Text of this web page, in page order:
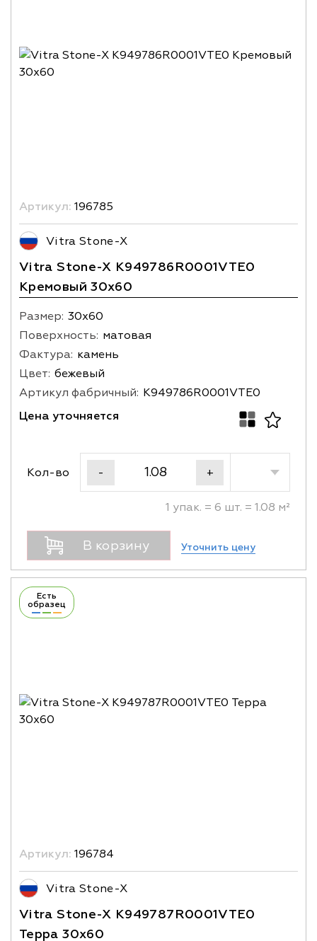
Артикул: 196785
Vitra Stone-X
Vitra Stone-X K949786R0001VTE0
Кремовый 30x60
Размер: 30х60
Поверхность: матовая
Фактура: камень
Цвет: бежевый
Артикул фабричный: K949786R0001VTE0
Цена уточняется
Кол-во - +
1 упак. = 6 шт. = 1.08 м²
В корзину Уточнить цену
Есть
образец
Артикул: 196784
Vitra Stone-X
Vitra Stone-X K949787R0001VTE0
Терра 30x60